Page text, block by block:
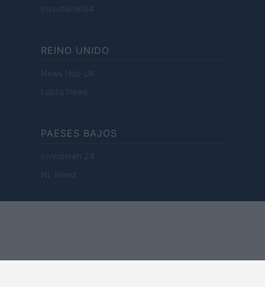
Investieren24
REINO UNIDO
News Hub UK
Lgbtq News
PAESES BAJOS
Investeren 24
NL Newz